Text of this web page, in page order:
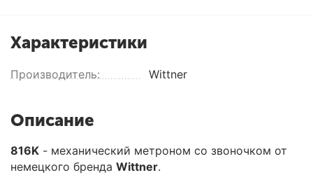
Характеристики
Производитель: Wittner
Описание
816K - механический метроном со звоночком от
немецкого бренда Wittner.